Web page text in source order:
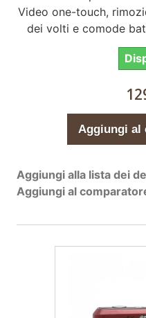
Video one-touch,
dei volti e comode
Aggiungi al
Aggiungi alla lista dei
Aggiungi al